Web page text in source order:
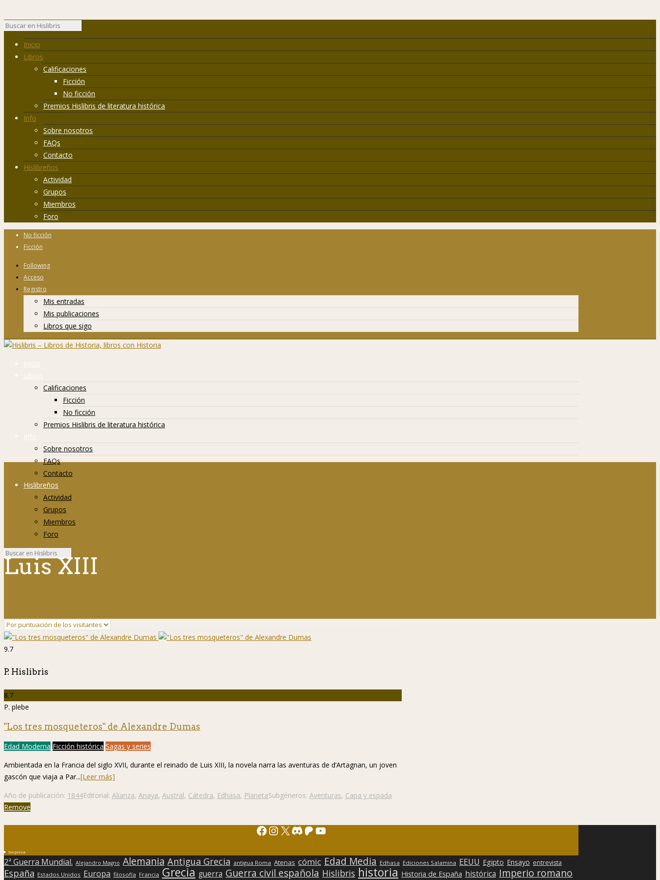
Inicio
Libros
Calificaciones
Ficción
No ficción
Premios Hislibris de literatura histórica
Info
Sobre nosotros
FAQs
Contacto
Hislibreños
Actividad
Grupos
Miembros
Foro
No ficción
Ficción
Following
Acceso
Registro
Mis entradas
Mis publicaciones
Libros que sigo
Inicio
Libros
Calificaciones
Ficción
No ficción
Premios Hislibris de literatura histórica
Info
Sobre nosotros
FAQs
Contacto
Hislibreños
Actividad
Grupos
Miembros
Foro
Luis XIII
9.7
P. Hislibris
8.7
P. plebe
"Los tres mosqueteros" de Alexandre Dumas
Edad Moderna Ficción histórica Sagas y series
Ambientada en la Francia del siglo XVII, durante el reinado de Luis XIII, la novela narra las aventuras de d’Artagnan, un joven
gascón que viaja a Par...[Leer más]
Año de publicación: 1844Editorial: Alianza, Anaya, Austral, Cátedra, Edhasa, PlanetaSubgéneros: Aventuras, Capa y espada
Remove
Facebook
Instagram
X Discord
Patreon
YouTube
Sorpresa
2ª Guerra Mundial. Alejandro Magno Alemania Antigua Grecia antigua Roma Atenas cómic Edad Media Edhasa Ediciones Salamina EEUU Egipto Ensayo entrevista
España Estados Unidos Europa filosofía Francia Grecia guerra Guerra civil española Hislibris historia Historia de España histórica Imperio romano